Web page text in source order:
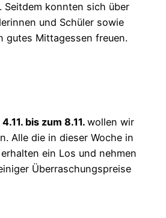
Seitdem konnten sich über
und Schüler sowie
gutes Mittagessen freuen.
4.11. bis zum 8.11. wollen wir
Alle die in dieser Woche in
ein Los und nehmen
Überraschungspreise